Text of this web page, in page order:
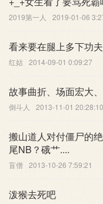
2019第一人 2019-01-06
看来要在腿上多下功夫
红姑 2014-09-01 0:09:27
故事曲折、场面宏大
倒斗人 2013-11-01 20:28:10
搬山道人对付僵尸的
尾NB？硪艹....
盲僧 2013-10-26 7:59:21
泼猴去死吧